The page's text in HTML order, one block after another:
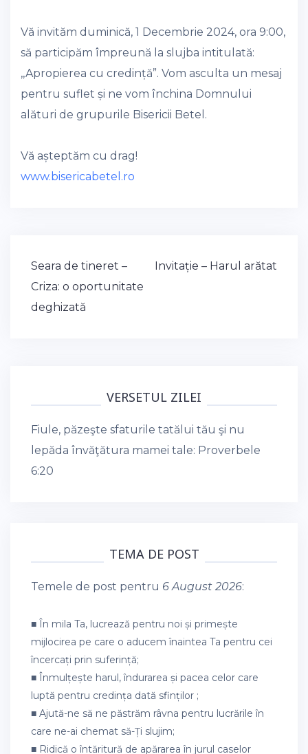
Vă invităm duminică, 1 Decembrie 2024, ora 9:00,
să participăm împreună la slujba intitulată:
,,Apropierea cu credință”. Vom asculta un mesaj
pentru suflet și ne vom închina Domnului
alături de grupurile Bisericii Betel.
Vă așteptăm cu drag!
www.bisericabetel.ro
Post
navigation
Seara de tineret –
Criza: o oportunitate
deghizată
Invitație – Harul arătat
VERSETUL ZILEI
Fiule, păzeşte sfaturile tatălui tău şi nu
lepăda învăţătura mamei tale: Proverbele
6:20
TEMA DE POST
Temele de post pentru 6 August 2026:
■ În mila Ta, lucrează pentru noi și primește
mijlocirea pe care o aducem înaintea Ta pentru cei
încercați prin suferință;
■ Înmulțește harul, îndurarea și pacea celor care
luptă pentru credința dată sfinților ;
■ Ajută-ne să ne păstrăm râvna pentru lucrările în
care ne-ai chemat să-Ți slujim;
■ Ridică o întăritură de apărarea în jurul caselor